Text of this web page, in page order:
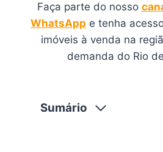
Faça parte do nosso
WhatsApp e tenha
imóveis à venda na
demanda do Rio
Sumário